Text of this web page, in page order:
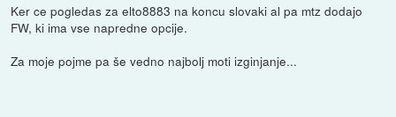
Ker ce pogledas za elto8883 na koncu slovaki al pa mtz dodajo
FW, ki ima vse napredne opcije.
Za moje pojme pa še vedno najbolj moti izginjanje...